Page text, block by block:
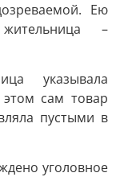
Ею
–
указывала
сам товар
пустыми в
уголовное